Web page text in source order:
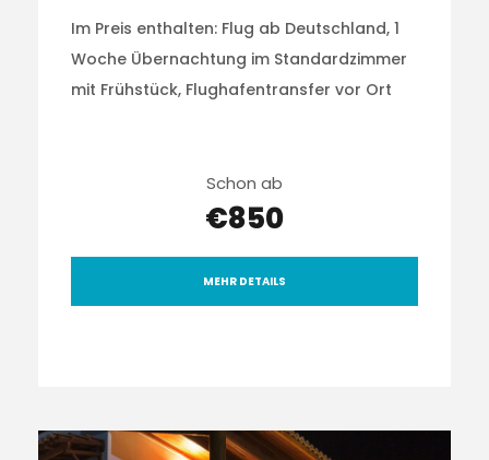
Im Preis enthalten: Flug ab Deutschland, 1
Woche Übernachtung im Standardzimmer
mit Frühstück, Flughafentransfer vor Ort
Schon ab
€850
MEHR DETAILS